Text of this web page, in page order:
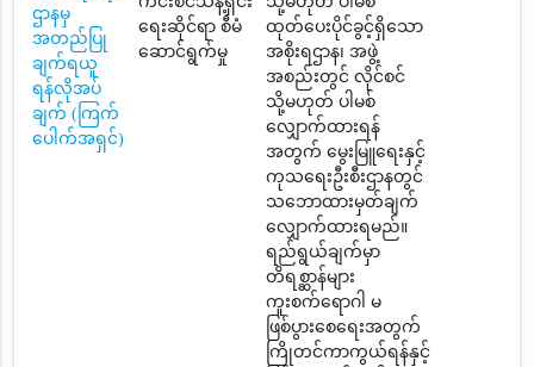
ဌာနမှ
အတည်ပြု
ချက်ရယူ
ရန်လိုအပ်
ချက် (ကြက်
ပေါက်အရှင်)
ရေးဆိုင်ရာ စီမံ
ဆောင်ရွက်မှု
ထုတ်ပေးပိုင်ခွင့်ရှိသော
အစိုးရဌာန၊ အဖွဲ့
အစည်းတွင် လိုင်စင်
သို့မဟုတ် ပါမစ်
လျှောက်ထားရန်
အတွက် မွေးမြူရေးနှင့်
ကုသရေးဦးစီးဌာနတွင်
သဘောထားမှတ်ချက်
လျှောက်ထားရမည်။
ရည်ရွယ်ချက်မှာ
တိရစ္ဆာန်များ
ကူးစက်ရောဂါ မ
ဖြစ်ပွားစေရေးအတွက်
ကြိုတင်ကာကွယ်ရန်နှင့်